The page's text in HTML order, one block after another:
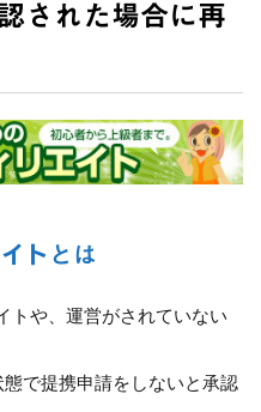
された場合に再
ト とは
トや、運営がされていない
で提携申請をしないと承認